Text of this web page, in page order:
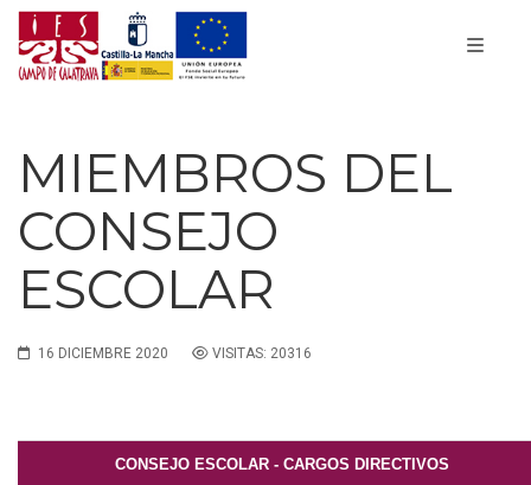
MIEMBROS DEL
CONSEJO
ESCOLAR
16 DICIEMBRE 2020 VISITAS: 20316
CONSEJO ESCOLAR - CARGOS DIRECTIVOS